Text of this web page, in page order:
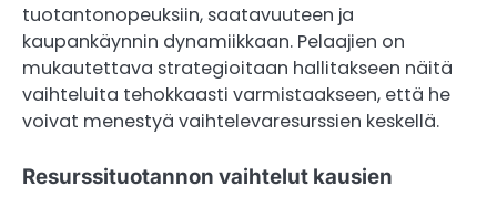
tuotantonopeuksiin, saatavuuteen ja
kaupankäynnin dynamiikkaan. Pelaajien on
mukautettava strategioitaan hallitakseen näitä
vaihteluita tehokkaasti varmistaakseen, että he
voivat menestyä vaihtelevaresurssien keskellä.
Resurssituotannon vaihtelut kausien